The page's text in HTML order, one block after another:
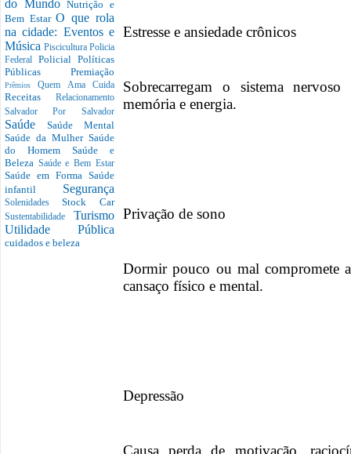
do MundoNutrição e
Bem EstarO que rola
na cidade: Eventos e
Música Piscicultura Policia
Federal Policial Políticas
Públicas Premiação
PrêmiosQuem Ama Cuida
Receitas Relacionamento
Salvador Por Salvador
Saúde Saúde Mental
Saúde da Mulher Saúde
do Homem Saúde e
Beleza Saúde e Bem Estar
Saúde em Forma Saúde
infantil Segurança
SolenidadesStock Car
Sustentabilidade Turismo
Utilidade Pública
cuidados e beleza
Estresse e ansiedade crônicos
Sobrecarregam o sistema
memória e energia.
Privação de sono
Dormir pouco ou mal compromete
cansaço físico e mental.
Depressão
Causa perda de motivação,